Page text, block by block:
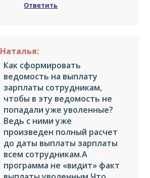
Ответить
Наталья:
Как сформировать
ведомость на выплату
зарплаты сотрудникам,
чтобы в эту ведомость не
попадали уже уволенные?
Ведь с ними уже
произведен полный расчет
до даты выплаты зарплаты
всем сотрудникам.А
программа не «видит» факт